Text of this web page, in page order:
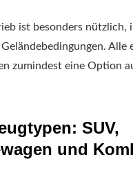
ist besonders nützlich,
Alle
zumindest eine Option
SUV,
und